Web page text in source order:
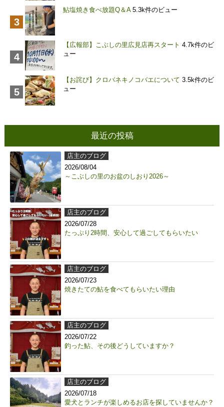
鮎塩焼き食べ放題Q＆A 5.3k件のビュー
【広報部】こぶしの里広見店再スタート 4.7k件のビ
ュー
【お詫び】クロバネキノコバエについて 3.5k件のビ
ュー
最近の投稿
店主のブログ
2026/08/04
～こぶしの里のお盆のしおり2026～
店主のブログ
2026/07/28
たっぷり2時間、安心して過ごしてもらいたい
店主のブログ
2026/07/23
焼きたての鮎を食べてもらいたい理由
店主のブログ
2026/07/22
釣った鮎、その後どうしていますか？
店主のブログ
2026/07/18
愛犬とランチが楽しめるお店を探していませんか？